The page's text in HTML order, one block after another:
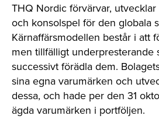
THQ Nordic förvärvar,
och konsolspel för den globala
Kärnaffärsmodellen består i att
men tillfälligt underpresterande
successivt förädla dem.
sina egna varumärken och
dessa, och hade per den 31
ägda varumärken i portföljen.